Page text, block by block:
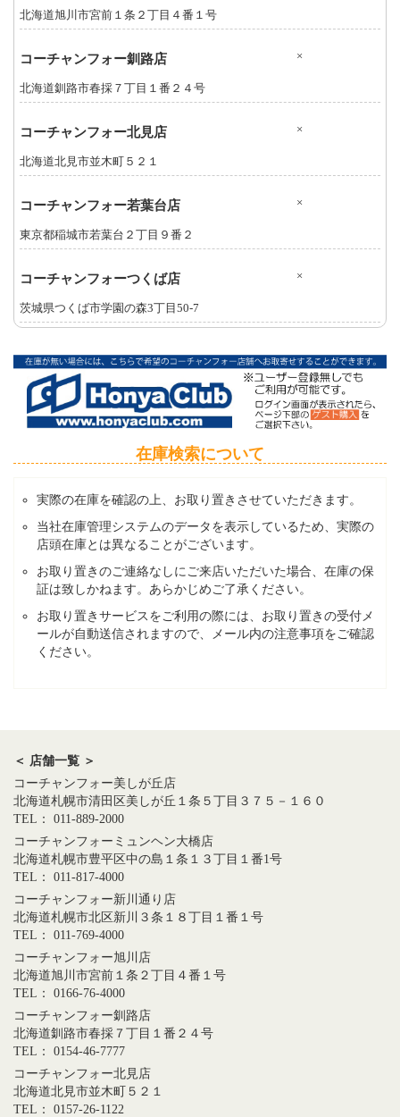
北海道旭川市宮前１条２丁目４番１号
コーチャンフォー釧路店 ×
北海道釧路市春採７丁目１番２４号
コーチャンフォー北見店 ×
北海道北見市並木町５２１
コーチャンフォー若葉台店 ×
東京都稲城市若葉台２丁目９番２
コーチャンフォーつくば店 ×
茨城県つくば市学園の森3丁目50-7
在庫検索について
実際の在庫を確認の上、お取り置きさせていただきます。
当社在庫管理システムのデータを表示しているため、実際の
店頭在庫とは異なることがございます。
お取り置きのご連絡なしにご来店いただいた場合、在庫の保
証は致しかねます。あらかじめご了承ください。
お取り置きサービスをご利用の際には、お取り置きの受付メ
ールが自動送信されますので、メール内の注意事項をご確認
ください。
＜ 店舗一覧 ＞
コーチャンフォー美しが丘店
北海道札幌市清田区美しが丘１条５丁目３７５－１６０
TEL： 011-889-2000
コーチャンフォーミュンヘン大橋店
北海道札幌市豊平区中の島１条１３丁目１番1号
TEL： 011-817-4000
コーチャンフォー新川通り店
北海道札幌市北区新川３条１８丁目１番１号
TEL： 011-769-4000
コーチャンフォー旭川店
北海道旭川市宮前１条２丁目４番１号
TEL： 0166-76-4000
コーチャンフォー釧路店
北海道釧路市春採７丁目１番２４号
TEL： 0154-46-7777
コーチャンフォー北見店
北海道北見市並木町５２１
TEL： 0157-26-1122